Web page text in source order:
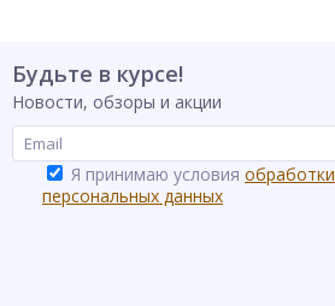
Будьте в курсе!
Новости, обзоры и акции
Я принимаю условия обработки
персональных данных